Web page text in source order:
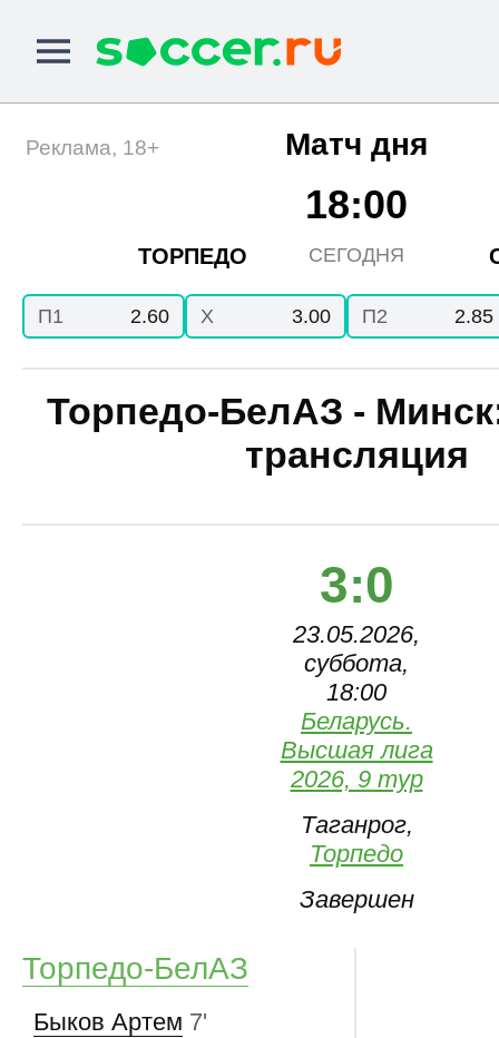
Матч дня
ТОРПЕДО
18:00
СЕГОДНЯ
Реклама, 18+
П1 2.60 X 3.00 П2 2.85
Торпедо-БелАЗ -
трансляция
3:0
23.05.2026,
суббота,
18:00
Беларусь.
Высшая лига
2026, 9 тур
Таганрог,
Торпедо
Завершен
Торпедо-БелАЗ
Быков Артем 7'